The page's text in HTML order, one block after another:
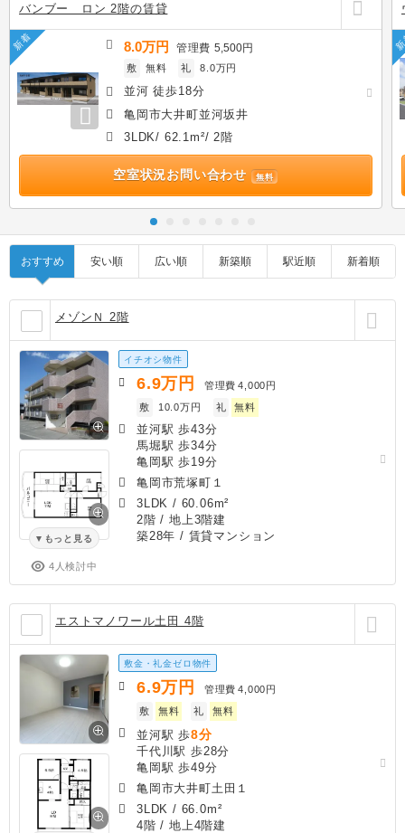
バンブー ロン 2階の賃貸
新着 8.0万円 管理費5,500円
敷 無料 礼 8.0万円
並河 徒歩18分
亀岡市大井町並河坂井
3LDK/ 62.1m²/ 2階
空室状況お問い合わせ 無料
おすすめ 安い順 広い順 新築順 駅近順 新着順
メゾンＮ 2階
もっと見る
4人検討中
イチオシ物件
6.9万円 管理費 4,000円
敷
10.0万円 礼 無料
並河駅 歩43分
馬堀駅 歩34分
亀岡駅 歩19分
亀岡市荒塚町１
3LDK / 60.06m²
2階 / 地上3階建
築28年 / 賃貸マンション
エストマノワール土田 4階
敷金・礼金ゼロ物件
6.9万円 管理費 4,000円
敷
無料 礼 無料
並河駅 歩8分
千代川駅 歩28分
亀岡駅 歩49分
亀岡市大井町土田１
3LDK / 66.0m²
4階 / 地上4階建